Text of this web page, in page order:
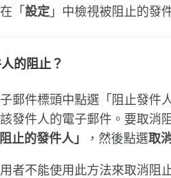
「 設定 」中檢視被阻止的發
的阻止？
郵件標頭中點選「阻止發件
發件人的電子郵件。要取消
止的發件人」
，然後點選取
者不能使用此方法來取消阻